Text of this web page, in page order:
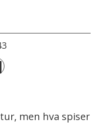
men hva spiser